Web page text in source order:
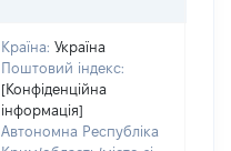
Країна: Україна
Поштовий індекс:
[Конфіденційна
інформація]
Автономна Республіка